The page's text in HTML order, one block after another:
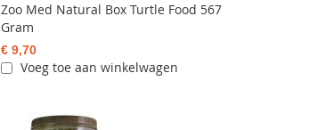
Zoo Med Natural Box Turtle Food 567
Gram
€ 9,70
Voeg toe aan winkelwagen